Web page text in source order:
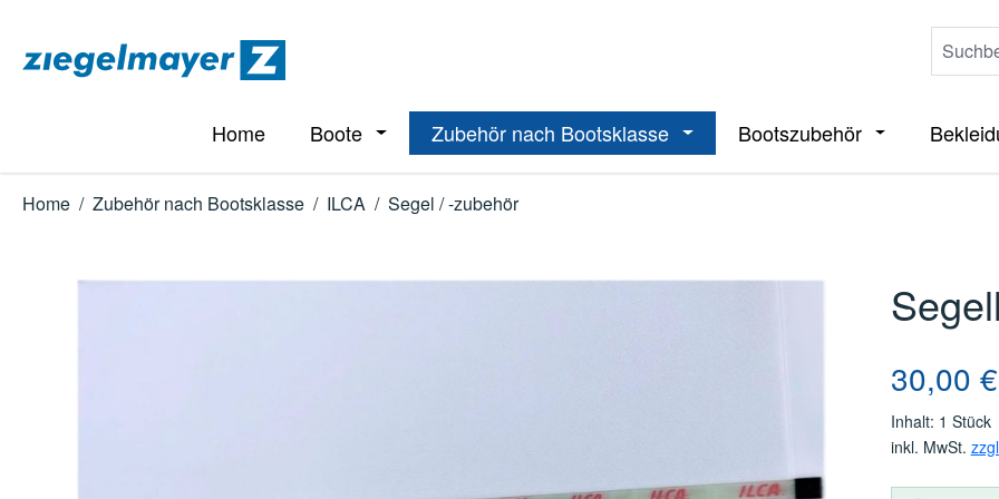
Home Boote Öffne oder Schließe das Dropdown der Kategorie Boote
Zubehör nach Bootsklasse Öffne oder Schließe das Dropdown
Bootszubehör Öffne oder
Home / Zubehör nach Bootsklasse / ILCA / Segel / -zubehör
Regulärer
30,00 €
Inhalt: 1 Stück
inkl. MwSt.